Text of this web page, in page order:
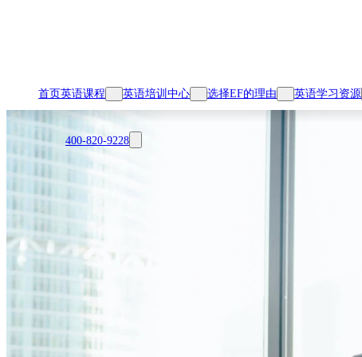
首页英语课程 英语培训中心 选择EF的理由 英语学习资源
400-820-9228